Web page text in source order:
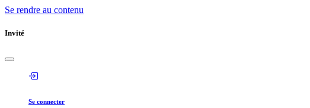
Se rendre au contenu
Invité
Se connecter